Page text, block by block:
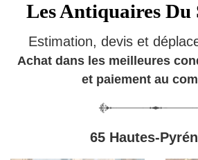
Les Antiquaires Du
Estimation, devis et
Achat dans les meilleures
et paiement au
65 Hautes-